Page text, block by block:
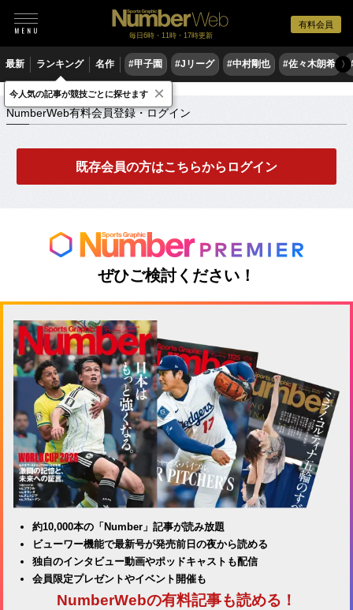
有料会員
毎日6時・11時・17時更新
最新 ランキング 名作 #甲子園 #Jリーグ #中村剛也 #佐々木朗希 〉
NumberWeb有料会員登録・ログイン
NumberWeb有料会員登録・ログイン
既存会員の方はこちらからログイン
ぜひご検討ください！
約10,000本の「Number」記事が読み放題
ビューワー機能で最新号が発売前日の夜から読める
独自のインタビュー動画やポッドキャストも配信
会員限定プレゼントやイベント開催も
NumberWebの有料記事も読める！
今人気の記事が競技ごとに探せます ×